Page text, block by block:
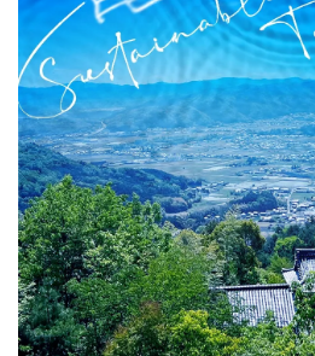
網站營運企業
招募旅遊作家